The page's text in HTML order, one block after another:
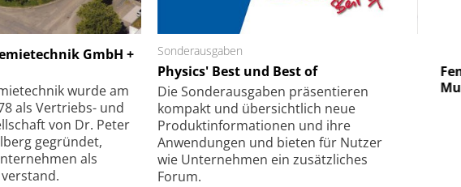
GmbH +
wurde am
als Vertriebs- und
von Dr. Peter
gegründet,
als
Sonderausgaben
Physics' Best und Best of
Die Sonder­ausgaben präsentieren
kompakt und übersichtlich neue
Produkt­informationen und ihre
Anwendungen und bieten für Nutzer
wie Unternehmen ein zusätzliches
Forum.
+ Kirchhoff GmbH
Elektronenmikroskopie auf
kleinstem Raum